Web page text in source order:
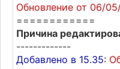
Обновление от 06/
============
Причина
-------------
Добавлено в 15.35: